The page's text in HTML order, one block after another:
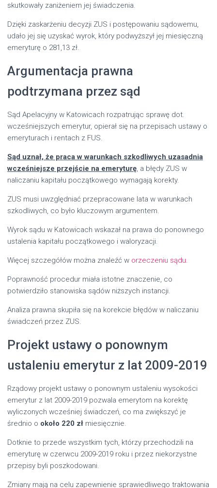
skutkowały zaniżeniem jej świadczenia.
Dzięki zaskarżeniu decyzji ZUS i postępowaniu sądowemu,
udało jej się uzyskać wyrok, który podwyższył jej miesięczną
emeryturę o 281,13 zł.
Argumentacja prawna
podtrzymana przez sąd
Sąd Apelacyjny w Katowicach rozpatrując sprawę dot.
wcześniejszych emerytur, opierał się na przepisach ustawy o
emeryturach i rentach z FUS.
Sąd uznał, że praca w warunkach szkodliwych uzasadnia
wcześniejsze przejście na emeryturę, a błędy ZUS w
naliczaniu kapitału początkowego wymagają korekty.
ZUS musi uwzględniać przepracowane lata w warunkach
szkodliwych, co było kluczowym argumentem.
Wyrok sądu w Katowicach wskazał na prawa do ponownego
ustalenia kapitału początkowego i waloryzacji.
Więcej szczegółów można znaleźć w orzeczeniu sądu.
Poprawność procedur miała istotne znaczenie, co
potwierdziło stanowiska sądów niższych instancji.
Analiza prawna skupiła się na korekcie błędów w naliczaniu
świadczeń przez ZUS.
Projekt ustawy o ponownym
ustaleniu emerytur z lat 2009-2019
Rządowy projekt ustawy o ponownym ustaleniu wysokości
emerytur z lat 2009-2019 pozwala emerytom na korektę
wyliczonych wcześniej świadczeń, co ma zwiększyć je
średnio o około 220 zł miesięcznie.
Dotknie to przede wszystkim tych, którzy przechodzili na
emeryturę w czerwcu 2009-2019 roku i przez niekorzystne
przepisy byli poszkodowani.
Zmiany mają na celu zapewnienie sprawiedliwego traktowania